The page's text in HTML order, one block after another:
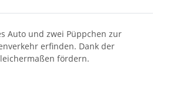
Auto und zwei Püppchen zur
erfinden. Dank der
fördern.